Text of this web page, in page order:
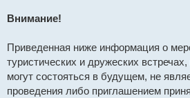
а
о
е
с
о
б
Внимание!
Приведенная ниже информация о
туристических и дружеских
могут состояться в будущем, не
проведения либо приглашением